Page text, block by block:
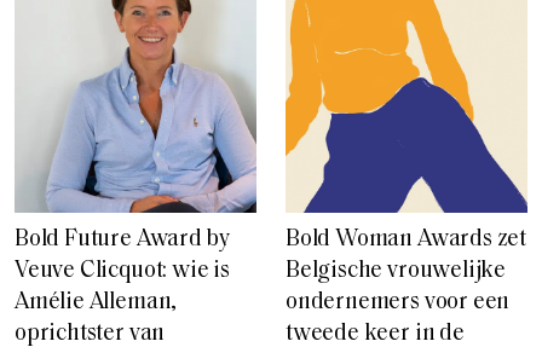
Bold Future Award by
Veuve Clicquot: wie is
Amélie Alleman,
oprichtster van
Bold Woman Awards zet
Belgische vrouwelijke
ondernemers voor een
tweede keer in de